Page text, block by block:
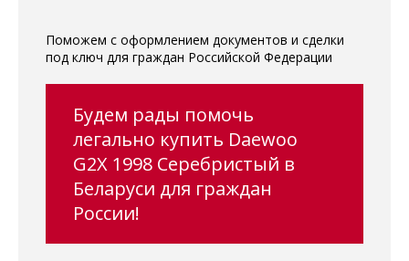
Поможем с оформлением документов и сделки
под ключ для граждан Российской Федерации
Будем рады помочь
легально купить Daewoo
G2X 1998 Серебристый в
Беларуси для граждан
России!